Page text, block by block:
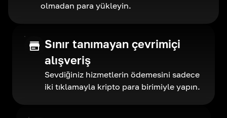
olmadan para yükleyin.
Sınır tanımayan çevrimiçi
alışveriş
Sevdiğiniz hizmetlerin ödemesini sadece
iki tıklamayla kripto para birimiyle yapın.